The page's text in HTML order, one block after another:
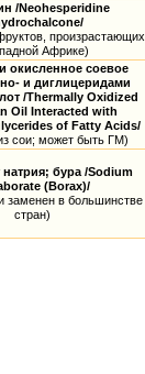
/Neohesperidine
произрастающих
Африке)
окисленное соевое
и диглицеридами
/Thermally Oxidized
Oil Interacted with
of Fatty Acids/
сои; может быть ГМ)
натрия; бура /Sodium
(Borax)/
заменен в большинстве
стран)